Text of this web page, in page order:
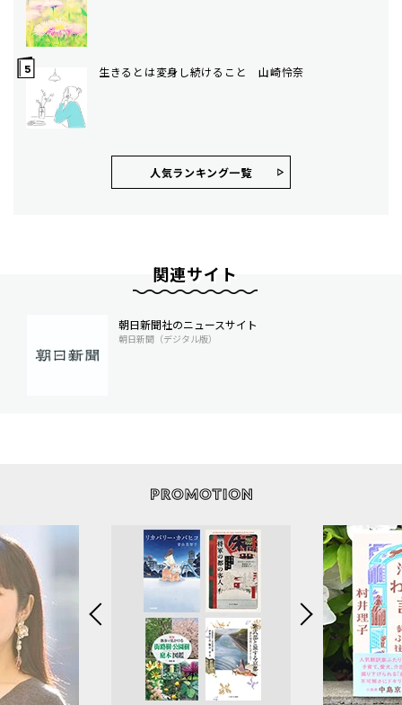
生きるとは変身し続けること 山崎怜奈
人気ランキング⼀覧
関連サイト
朝日新聞社のニュースサイト
朝日新聞（デジタル版）